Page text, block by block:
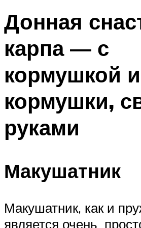
Донная
карпа — с
кормушкой
кормушки,
руками
Макушатник
Макушатник, как и
является очень